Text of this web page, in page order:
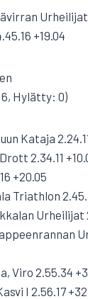
Urheilijat
+19.04
Hylätty: 0)
Kataja
2.34.11
+20.05
Triathlon
Urheilijat
Viro 2.55.34
I 2.56.17